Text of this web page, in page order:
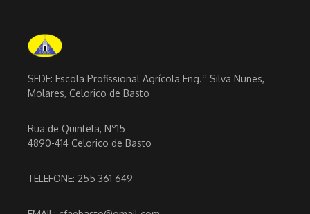
SEDE: Escola Profissional Agrícola Eng.º Silva Nunes,
Molares, Celorico de Basto
Rua de Quintela, Nº15
4890-414 Celorico de Basto
TELEFONE: 255 361 649